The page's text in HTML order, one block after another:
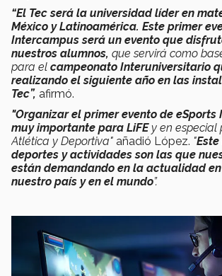
“El Tec será la universidad líder en
México y Latinoamérica. Este primer
Intercampus será un evento que
nuestros alumnos, que servirá como
para el campeonato Interuniversitario
realizando el siguiente año en las
Tec”, afirmó.
"Organizar el primer evento de eSports
muy importante para LiFE y en especial
Atlética y Deportiva" añadió López. "
deportes y actividades son las que
están demandando en la actualidad en
nuestro país y en el mundo”.